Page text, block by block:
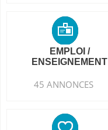
EMPLOI /
ENSEIGNEMENT
45 ANNONCES